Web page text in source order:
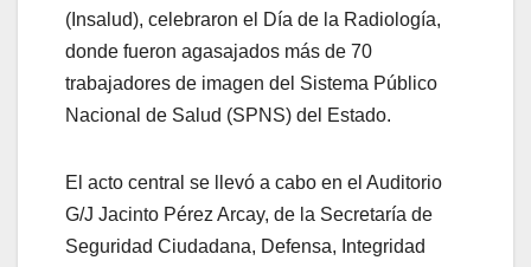
(Insalud), celebraron el Día de la Radiología,
donde fueron agasajados más de 70
trabajadores de imagen del Sistema Público
Nacional de Salud (SPNS) del Estado.
El acto central se llevó a cabo en el Auditorio
G/J Jacinto Pérez Arcay, de la Secretaría de
Seguridad Ciudadana, Defensa, Integridad